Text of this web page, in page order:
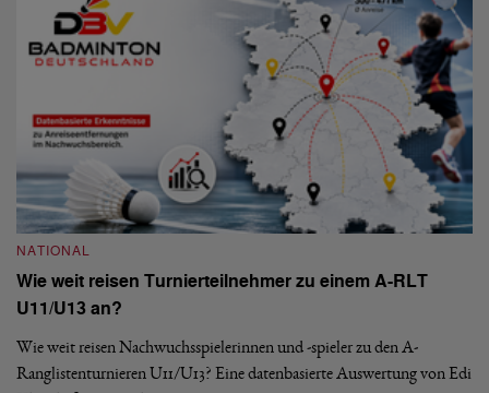
NATIONAL
Wie weit reisen Turnierteilnehmer zu einem A-RLT
U11/U13 an?
Wie weit reisen Nachwuchsspielerinnen und -spieler zu den A-
Ranglistenturnieren U11/U13? Eine datenbasierte Auswertung von Edi